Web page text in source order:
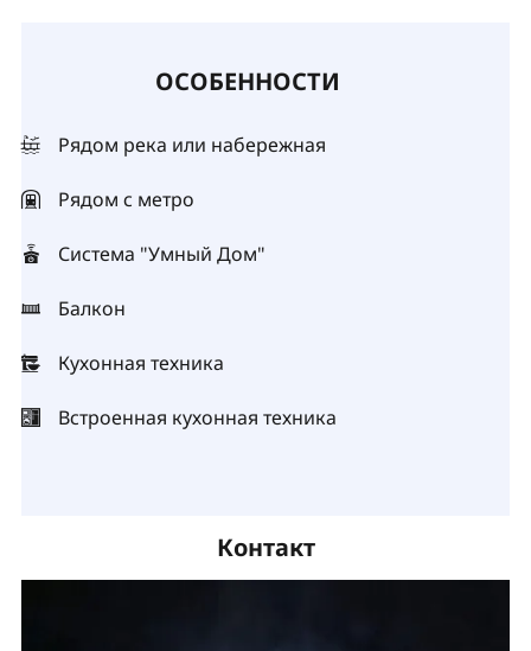
ОСОБЕННОСТИ
Рядом река или набережная
Рядом с метро
Система "Умный Дом"
Балкон
Кухонная техника
Встроенная кухонная техника
Контакт